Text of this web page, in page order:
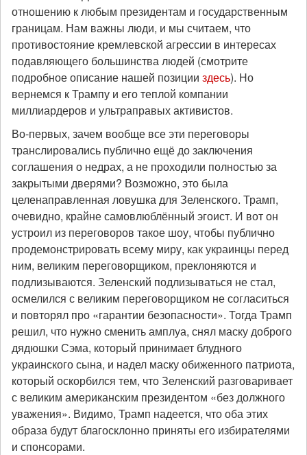
отношению к любым президентам и государственным
границам. Нам важны люди, и мы считаем, что
противостояние кремлевской агрессии в интересах
подавляющего большинства людей (смотрите
подробное описание нашей позиции здесь). Но
вернемся к Трампу и его теплой компании
миллиардеров и ультраправых активистов.
Во-первых, зачем вообще все эти переговоры
транслировались публично ещё до заключения
соглашения о недрах, а не проходили полностью за
закрытыми дверями? Возможно, это была
целенаправленная ловушка для Зеленского. Трамп,
очевидно, крайне самовлюблённый эгоист. И вот он
устроил из переговоров такое шоу, чтобы публично
продемонстрировать всему миру, как украинцы перед
ним, великим переговорщиком, преклоняются и
подлизываются. Зеленский подлизываться не стал,
осмелился с великим переговорщиком не согласиться
и повторял про «гарантии безопасности». Тогда Трамп
решил, что нужно сменить амплуа, снял маску доброго
дядюшки Сэма, который принимает блудного
украинского сына, и надел маску обиженного патриота,
который оскорбился тем, что Зеленский разговаривает
с великим американским президентом «без должного
уважения». Видимо, Трамп надеется, что оба этих
образа будут благосклонно приняты его избирателями
и спонсорами.